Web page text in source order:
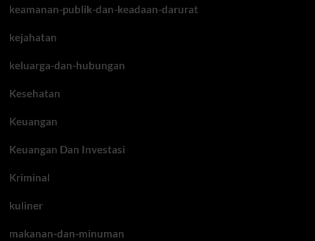
keamanan-publik-dan-keadaan-darurat
kejahatan
keluarga-dan-hubungan
Kesehatan
Keuangan
Keuangan Dan Investasi
Kriminal
kuliner
makanan-dan-minuman